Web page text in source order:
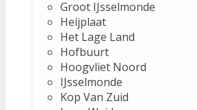
Groot IJsselmonde
Heijplaat
Het Lage Land
Hofbuurt
Hoogvliet Noord
IJsselmonde
Kop Van Zuid